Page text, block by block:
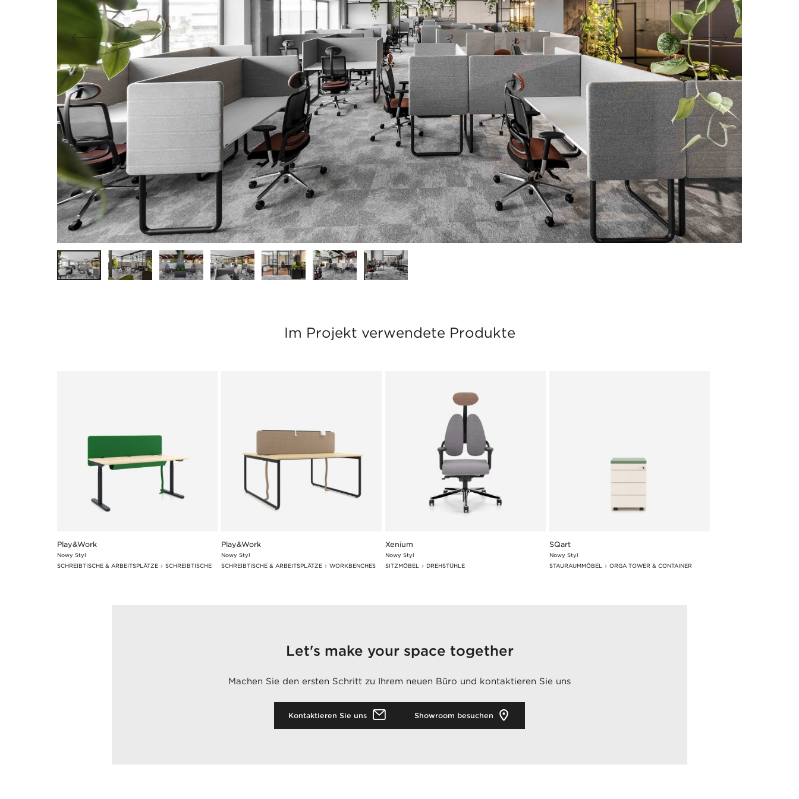
Im Projekt verwendete Produkte
Play&Work
Nowy Styl
SCHREIBTISCHE & ARBEITSPLÄTZE
SCHREIBTISCHE
Play&Work
Nowy Styl
SCHREIBTISCHE & ARBEITSPLÄTZE
WORKBENCHES
Xenium
Nowy Styl
SITZMÖBEL
DREHSTÜHLE
SQart
Nowy Styl
STAURAUMMÖBEL
ORGA TOWER & CONTAINER
Let's make your space together
Machen Sie den ersten Schritt zu Ihrem neuen Büro und kontaktieren Sie uns
Kontaktieren Sie uns Showroom besuchen